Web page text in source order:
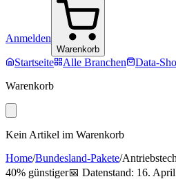
Anmelden
Warenkorb
Startseite Alle Branchen Data-
Warenkorb
Kein Artikel im Warenkorb
Home/Bundesland-Pakete/
40% günstiger📅 Datenstand: 16.